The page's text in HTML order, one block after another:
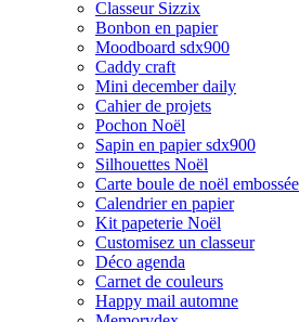
Classeur Sizzix
Bonbon en papier
Moodboard sdx900
Caddy craft
Mini december daily
Cahier de projets
Pochon Noël
Sapin en papier sdx900
Silhouettes Noël
Carte boule de noël embossée
Calendrier en papier
Kit papeterie Noël
Customisez un classeur
Déco agenda
Carnet de couleurs
Happy mail automne